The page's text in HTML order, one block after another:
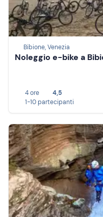
Bibione, Venezia
Noleggio e-bike a
4 ore
4,5
1-10 partecipanti